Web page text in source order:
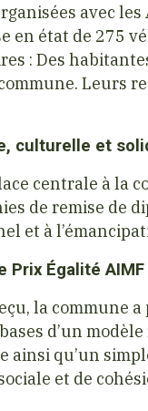
avec
en état de 275
: Des
Leurs
culturelle et
centrale à la
de remise de
et à
Prix Égalité
la commune
d’un
ainsi qu’un
et de